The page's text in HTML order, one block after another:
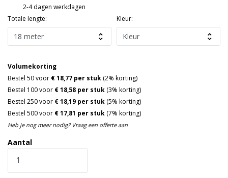
2-4 dagen werkdagen
Totale lengte:
Kleur:
Aantal
Volumekorting
Bestel 50 voor € 18,77 per stuk (2% korting)
Bestel 100 voor € 18,58 per stuk (3% korting)
Bestel 250 voor € 18,19 per stuk (5% korting)
Bestel 500 voor € 17,81 per stuk (7% korting)
Heb je nog meer nodig? Vraag een offerte aan